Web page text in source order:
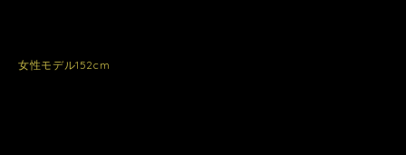
女性モデル152cm